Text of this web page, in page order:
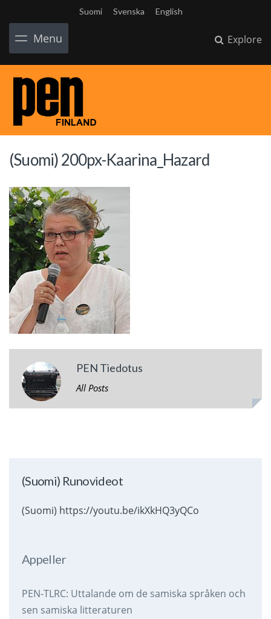
Suomi Svenska English
Menu Explore
(Suomi) 200px-Kaarina_Hazard
PEN Tiedotus
All Posts
(Suomi) Runovideot
(Suomi) https://youtu.be/ikXkHQ3yQCo
Appeller
PEN-TLRC: Uttalande om de samiska språken och
sen samiska litteraturen